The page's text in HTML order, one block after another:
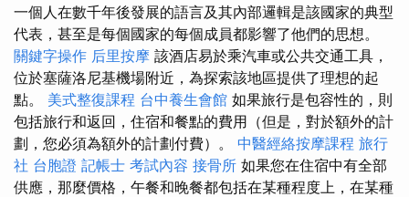
一個人在數千年後發展的語言及其內部邏輯是該國家的典型
代表，甚至是每個國家的每個成員都影響了他們的思想。
關鍵字操作 后里按摩 該酒店易於乘汽車或公共交通工具，
位於塞薩洛尼基機場附近，為探索該地區提供了理想的起
點。 美式整復課程 台中養生會館 如果旅行是包容性的，則
包括旅行和返回，住宿和餐點的費用（但是，對於額外的計
劃，您必須為額外的計劃付費）。 中醫經絡按摩課程 旅行
社 台胞證 記帳士 考試內容 接骨所 如果您在住宿中有全部
供應，那麼價格，午餐和晚餐都包括在某種程度上，在某種